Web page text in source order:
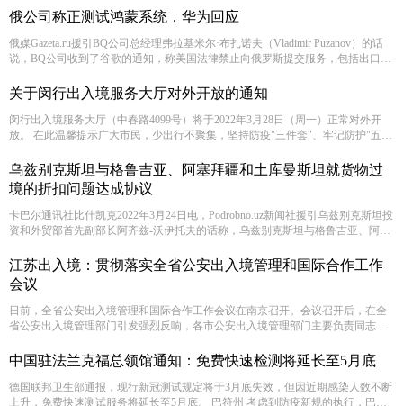
哈萨克斯坦外交部消息指出，这一步骤是哈国在保护人权和履行自身在人权领域
国际义务的承诺的明证。
俄公司称正测试鸿蒙系统，华为回应
俄媒Gazeta.ru援引BQ公司总经理弗拉基米尔·布扎诺夫（Vladimir Puzanov）的话
说，BQ公司收到了谷歌的通知，称美国法律禁止向俄罗斯提交服务，包括出口、
设备将依然然运行。新设备的Android系统有可能会出现问题。”他补充，新设备
将在无谷歌移动服务支持下推出。
关于闵行出入境服务大厅对外开放的通知
闵行出入境服务大厅（中春路4099号）将于2022年3月28日（周一）正常对外开
放。 在此温馨提示广大市民，少出行不聚集，坚持防疫"三件套"、牢记防护"五还
小时内核酸阴性报告，配合安保人员测量体温，感谢您的支持和理解。
乌兹别克斯坦与格鲁吉亚、阿塞拜疆和土库曼斯坦就货物过
境的折扣问题达成协议
卡巴尔通讯社比什凯克2022年3月24日电，Podrobno.uz新闻社援引乌兹别克斯坦投
资和外贸部首先副部长阿齐兹-沃伊托夫的话称，乌兹别克斯坦与格鲁吉亚、阿塞
上，乌兹别克斯坦总统指示要进一步降低运输企业和出口商的经营成本。
江苏出入境：贯彻落实全省公安出入境管理和国际合作工作
会议
日前，全省公安出入境管理和国际合作工作会议在南京召开。会议召开后，在全
省公安出入境管理部门引发强烈反响，各市公安出入境管理部门主要负责同志就
得、谈感悟。 全省公安出入境管理和国际合作工作会议后，支队首先时间传达贯
彻省厅会议精神，认真研究工作政策。结合无锡实际，我将在以下三个方面推进
2022年全市公安出入境管理和国合工作。
中国驻法兰克福总领馆通知：免费快速检测将延长至5月底
德国联邦卫生部通报，现行新冠测试规定将于3月底失效，但因近期感染人数不断
上升，免费快速测试服务将延长至5月底。 巴符州 考虑到防疫新规的执行，巴符